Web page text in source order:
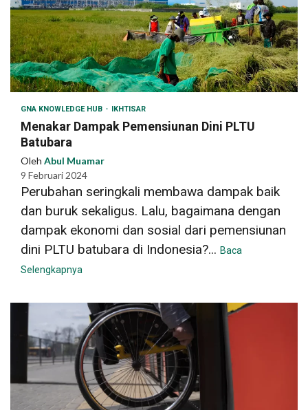
GNA KNOWLEDGE HUB IKHTISAR
Menakar Dampak Pemensiunan Dini PLTU
Batubara
Oleh Abul Muamar
9 Februari 2024
Perubahan seringkali membawa dampak baik
dan buruk sekaligus. Lalu, bagaimana dengan
dampak ekonomi dan sosial dari pemensiunan
dini PLTU batubara di Indonesia?... Baca
Selengkapnya